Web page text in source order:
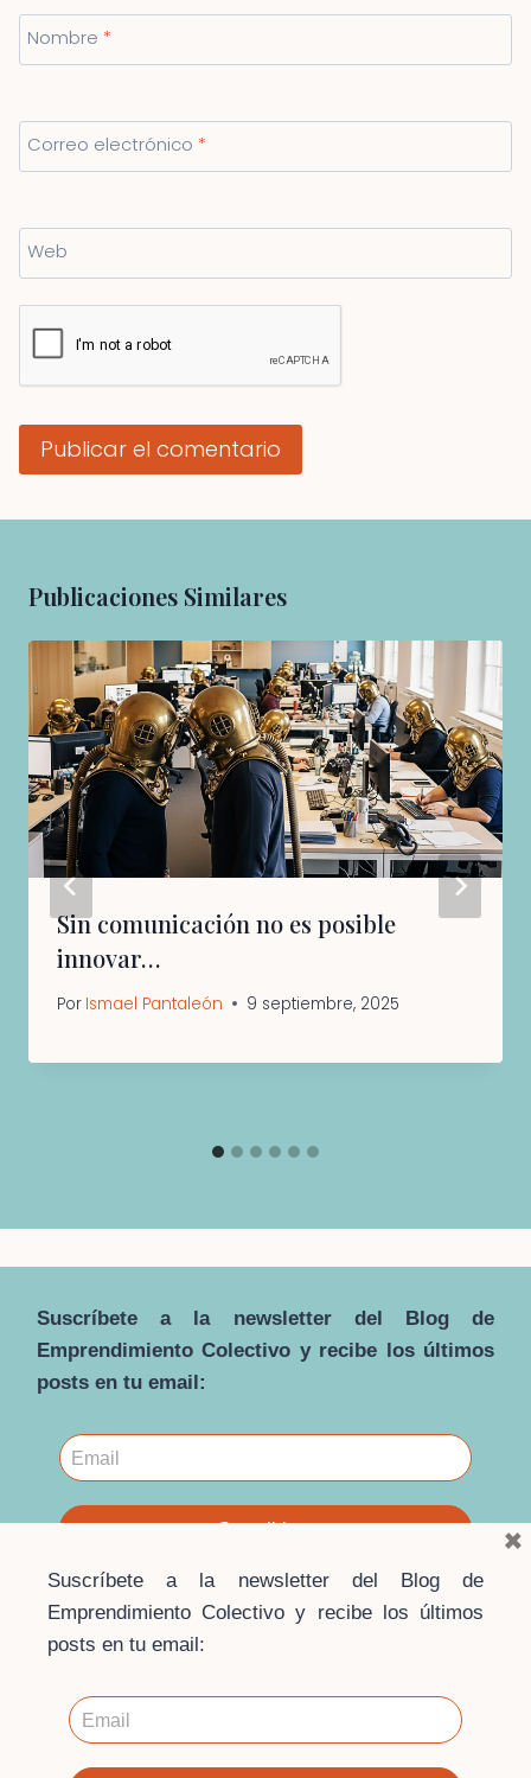
Nombre *
Correo electrónico *
Web
Publicaciones Similares
Sin comunicación no es posible
innovar…
Por Ismael Pantaleón 9 septiembre, 2025
Suscríbete a la newsletter del Blog de
Emprendimiento Colectivo y recibe los últimos
posts en tu email:
© 2026 · Blog Emprendimiento Colectivo ·
Escuela de
Suscríbete a la newsletter del Blog de
Emprendimiento Colectivo y recibe los últimos
posts en tu email:
×